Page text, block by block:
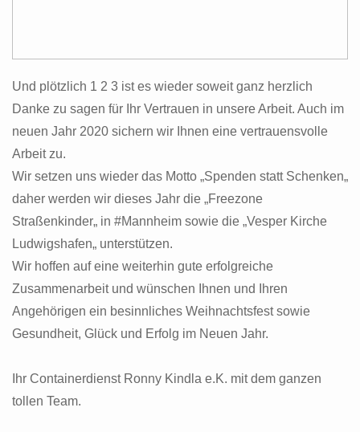
Und plötzlich 1 2 3 ist es wieder soweit ganz herzlich
Danke zu sagen für Ihr Vertrauen in unsere Arbeit. Auch im
neuen Jahr 2020 sichern wir Ihnen eine vertrauensvolle
Arbeit zu.
Wir setzen uns wieder das Motto „Spenden statt Schenken„
daher werden wir dieses Jahr die „Freezone
Straßenkinder„ in #Mannheim sowie die „Vesper Kirche
Ludwigshafen„ unterstützen.
Wir hoffen auf eine weiterhin gute erfolgreiche
Zusammenarbeit und wünschen Ihnen und Ihren
Angehörigen ein besinnliches Weihnachtsfest sowie
Gesundheit, Glück und Erfolg im Neuen Jahr.
Ihr Containerdienst Ronny Kindla e.K. mit dem ganzen
tollen Team.